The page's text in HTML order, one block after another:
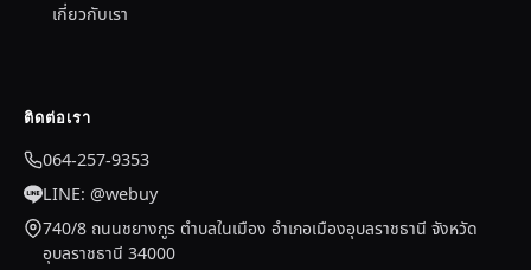
เกี่ยวกับเรา
ติดต่อเรา
064-257-9353
LINE: @webuy
740/8 ถนนชยางกูร ตำบลในเมือง อำเภอเมืองอุบลราชธานี จังหวัด
อุบลราชธานี 34000